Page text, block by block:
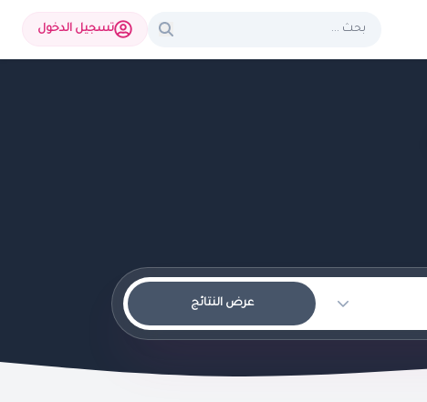
تسجيل الدخول
عرض النتائج